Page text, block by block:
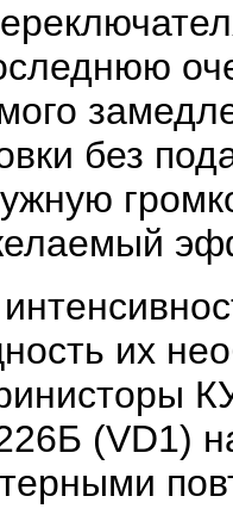
без
их
(VD1)